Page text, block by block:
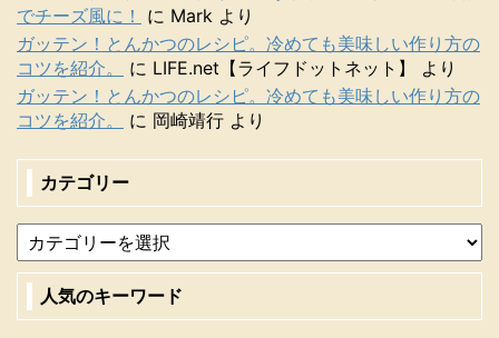
でチーズ風に！
に Mark より
ガッテン！とんかつのレシピ。冷めても美味しい作り方の
コツを紹介。
に LIFE.net【ライフドットネット】
より
ガッテン！とんかつのレシピ。冷めても美味しい作り方の
コツを紹介。
に 岡崎靖行 より
カテゴリー
人気のキーワード